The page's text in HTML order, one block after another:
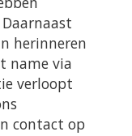
herinneren
name via
verloopt
contact op